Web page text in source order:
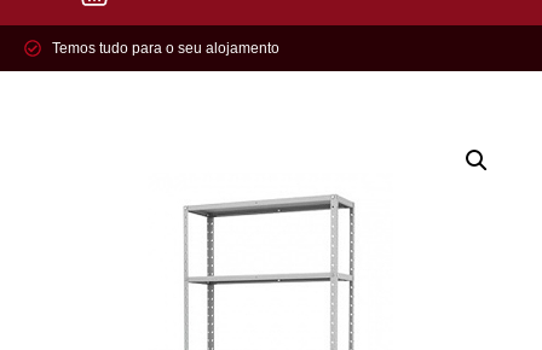
Temos tudo para o seu alojamento